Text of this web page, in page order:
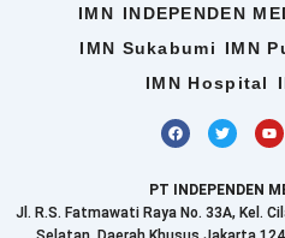
IMN INDEPENDEN
IMN Sukabumi
IMN
IMN Hospital
F
a
c
b
o
o
T
w
i
t
e
r
Y
o
u
u
b
e
PT INDEPENDEN
Jl. R.S. Fatmawati Raya No. 33A, Kel.